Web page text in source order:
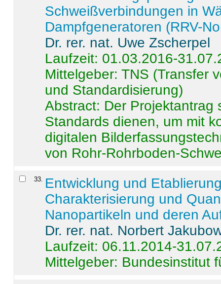
Schweißverbindungen in
Dampfgeneratoren (RRV-
Dr. rer. nat. Uwe Zscherpel
Laufzeit: 01.03.2016-
Mittelgeber: TNS (Transfer
und Standardisierung)
Abstract: Der Projektantrag
Standards dienen, um mit
digitalen
von Rohr-Rohrboden-
33. Entwicklung und
Charakterisierung und
Nanopartikeln und deren
Dr. rer. nat. Norbert
Laufzeit: 06.11.2014-
Mittelgeber: Bundesinstitut